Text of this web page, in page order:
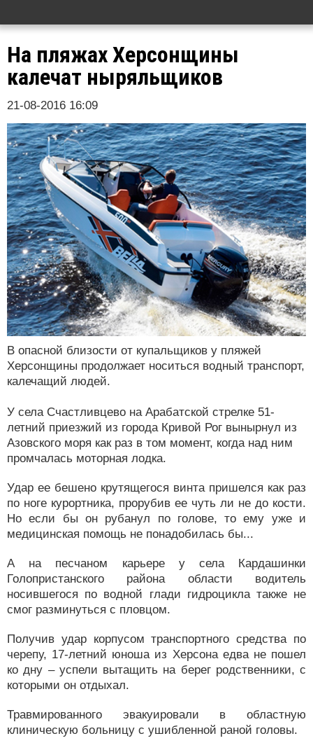
На пляжах Херсонщины
калечат ныряльщиков
21-08-2016 16:09
В опасной близости от купальщиков у пляжей
Херсонщины продолжает носиться водный транспорт,
калечащий людей.
У села Счастливцево на Арабатской стрелке 51-
летний приезжий из города Кривой Рог вынырнул из
Азовского моря как раз в том момент, когда над ним
промчалась моторная лодка.
Удар ее бешено крутящегося винта пришелся как раз
по ноге курортника, прорубив ее чуть ли не до кости.
Но если бы он рубанул по голове, то ему уже и
медицинская помощь не понадобилась бы...
А на песчаном карьере у села Кардашинки
Голопристанского района области водитель
носившегося по водной глади гидроцикла также не
смог разминуться с пловцом.
Получив удар корпусом транспортного средства по
черепу, 17-летний юноша из Херсона едва не пошел
ко дну – успели вытащить на берег родственники, с
которыми он отдыхал.
Травмированного эвакуировали в областную
клиническую больницу с ушибленной раной головы.